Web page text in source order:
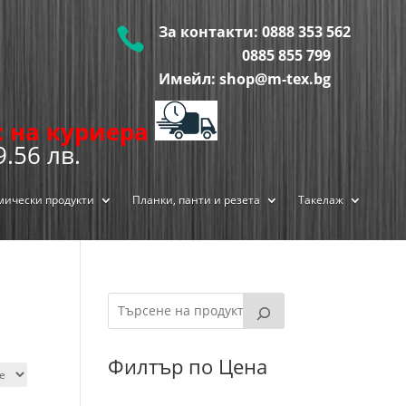
 За контакти:0888 353 562
0885 855799
Имейл: shop@m-tex.bg
на куриера
лв.
продукти Планки, панти и резета Такелаж
Филтър по Цена